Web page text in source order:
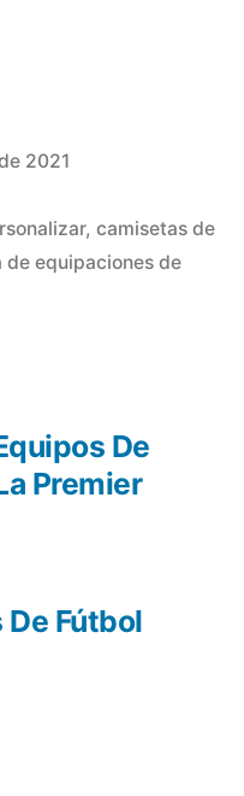
2021
, camisetas de
de equipaciones de
Fútbol
De
Premier